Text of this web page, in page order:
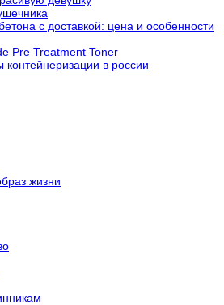
с доставкой: цена и особенности
Pre Treatment Toner
в россии
жизни